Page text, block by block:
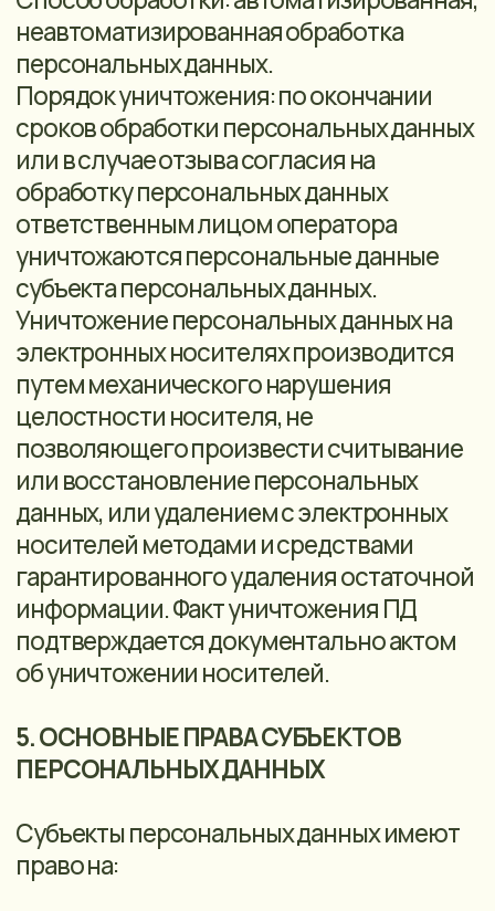
• получение согласий субъектов
персональных данных на обработку их
персональных данных, за исключением
случаев, предусмотренных
законодательством Российской
Федерации;
• обеспечение раздельного хранения
персональных данных и их
материальных носителей, обработка
которых осуществляется в разных целях
и которые содержат разные категории
персональных данных;
• обеспечение безопасности
персональных данных при их передаче
по открытым каналам связи;
• определение актуальных угроз
безопасности персональных данных при
их обработке в информационной
системе персональных данных и
разработка мер и мероприятий по
защите персональных данных;
• применение сертифицированного
антивирусного программного
обеспечения с регулярно
обновляемыми базами;
персональных данных с соблюдением
условий, обеспечивающих сохранность
персональных данных и исключающих
• осуществление внутреннего контроля
и аудита соответствия обработки